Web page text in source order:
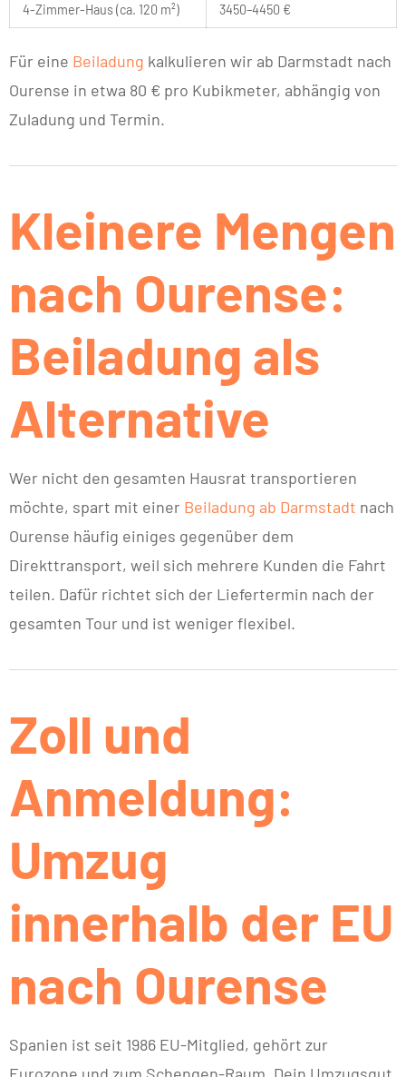
4-Zimmer-Haus (ca. 120 m²) 3450–4450 €
Für eine Beiladung kalkulieren wir ab Darmstadt nach
Ourense in etwa 80 € pro Kubikmeter, abhängig von
Zuladung und Termin.
Kleinere Mengen
nach Ourense:
Beiladung als
Alternative
Wer nicht den gesamten Hausrat transportieren
möchte, spart mit einer Beiladung ab Darmstadt nach
Ourense häufig einiges gegenüber dem
Direkttransport, weil sich mehrere Kunden die Fahrt
teilen. Dafür richtet sich der Liefertermin nach der
gesamten Tour und ist weniger flexibel.
Zoll und
Anmeldung:
Umzug
innerhalb der EU
nach Ourense
Spanien ist seit 1986 EU-Mitglied, gehört zur